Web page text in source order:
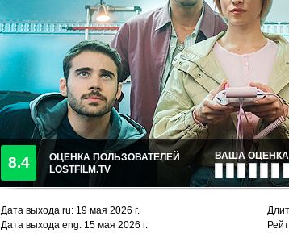
8.4
ОЦЕНКА ПОЛЬЗОВАТЕЛЕЙ
LOSTFILM.TV
ВАША ОЦЕНКА
Дата выхода ru: 19 мая 2026 г.
Дата выхода eng: 15 мая 2026 г.